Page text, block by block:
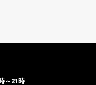
～21時